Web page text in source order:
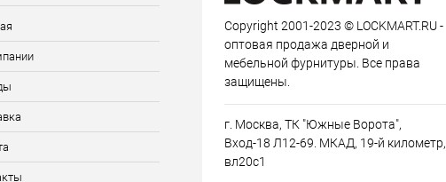
Copyright 2001-2023 © LOCKMART.RU -
оптовая продажа дверной и
мебельной фурнитуры. Все права
защищены.
г. Москва, ТК "Южные Ворота",
Вход-18 Л12-69. МКАД, 19-й километр,
вл20с1